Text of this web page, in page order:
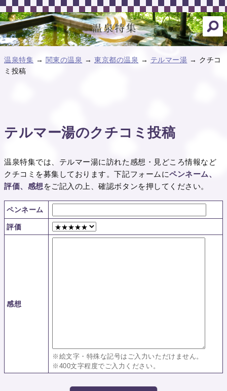
温泉特集 → 関東の温泉 →東京都の温泉 → テルマー湯 → クチコ
ミ投稿
テルマー湯のクチコミ投稿
温泉特集では、テルマー湯に訪れた感想・見どころ情報など
クチコミを募集しております。下記フォームにペンネーム、
評価、感想 をご記入の上、確認ボタンを押してください。
ペンネーム
評価
感想
※絵文字・特殊な記号はご入力いただけません。
※400文字程度でご入力ください。